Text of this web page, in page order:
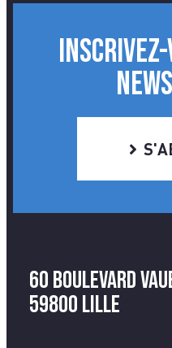
60 Boulevard
59800 Lille